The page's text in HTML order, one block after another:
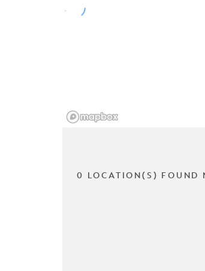
0 LOCATION(S) FOUND